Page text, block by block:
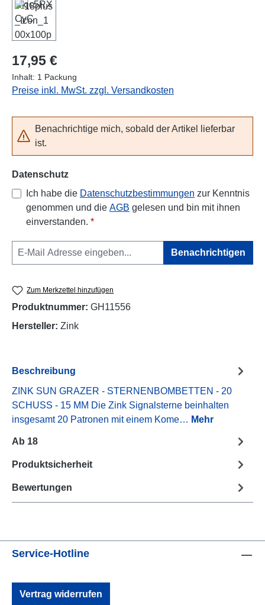
Regulärer Preis:
17,95 €
Inhalt: 1 Packung
Preise inkl. MwSt. zzgl. Versandkosten
Benachrichtige mich, sobald der Artikel lieferbar
ist.
Datenschutz
Ich habe die Datenschutzbestimmungen zur Kenntnis
genommen und die AGB gelesen und bin mit ihnen
einverstanden. *
Benachrichtigen
Zum Merkzettel hinzufügen
Produktnummer: GH11556
Hersteller: Zink
Beschreibung
ZINK SUN GRAZER - STERNENBOMBETTEN - 20
SCHUSS - 15 MM Die Zink Signalsterne beinhalten
insgesamt 20 Patronen mit einem Kome… Mehr
Ab 18
Produktsicherheit
Bewertungen
Service-Hotline
Vertrag widerrufen